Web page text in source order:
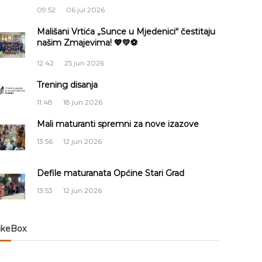
09:52 06 jul 2026
Mališani Vrtića „Sunce u Mjedenici“ čestitaju
našim Zmajevima! 💙💛⚽
12:42 25 jun 2026
Trening disanja
11:48 18 jun 2026
Mali maturanti spremni za nove izazove
13:56 12 jun 2026
Defile maturanata Općine Stari Grad
13:53 12 jun 2026